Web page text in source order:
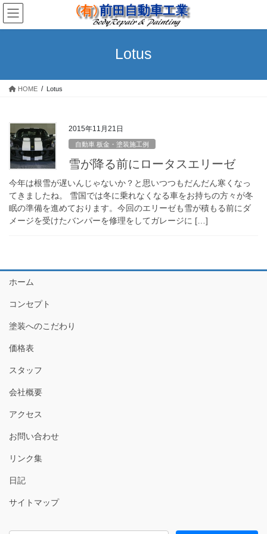
コ
ン
テ
ス
ナ
ビ
ゲ
ン
Lotus
HOME Lotus
2015年11月21日
自動車 板金・塗装施工例
雪が降る前にロータスエリーゼ
今年は根雪が遅いんじゃないか？と思いつつもだんだん寒くなっ
てきましたね。 雪国では冬に乗れなくなる車をお持ちの方々が冬
眠の準備を進めております。今回のエリーゼも雪が積もる前にダ
メージを受けたバンパーを修理をしてガレージに […]
ホーム
コンセプト
塗装へのこだわり
価格表
スタッフ
会社概要
アクセス
お問い合わせ
リンク集
日記
サイトマップ